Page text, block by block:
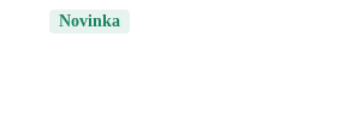
Novinka